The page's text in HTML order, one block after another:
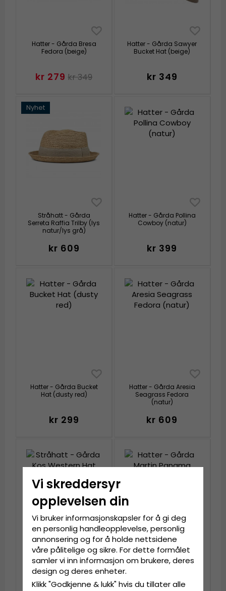
Hatter - Gårda Bresa
Fedora (beige)
kr 279 kr 349
Hatter - Gårda Sawyer
Bucket Hat (beige)
kr 349
Nyhet
Stråhatt - Gårda
Serreta Raffia Trilby (lys
natur/lys grå)
kr 609
Hatter - Gårda Pollina
Cowboy (natur)
kr 399
Hatter - Gårda Bucket
Hat (dusty red)
kr 299
Hatter - Gårda Aresia
Seagrass Fedora
(natur)
kr 609
Stråhatt - Gårda Kos
Western Hat (svart)
Hatter - Gårda Martin
Panama (natur)
Vi skreddersyr
opplevelsen din
Vi bruker informasjonskapsler for å gi deg
en personlig handleopplevelse, personlig
annonsering og for å holde nettsidene
våre pålitelige og sikre. For dette formålet
samler vi inn informasjon om brukere, deres
design og deres enheter.
Klikk "Godkjenne & lukk" hvis du tillater alle